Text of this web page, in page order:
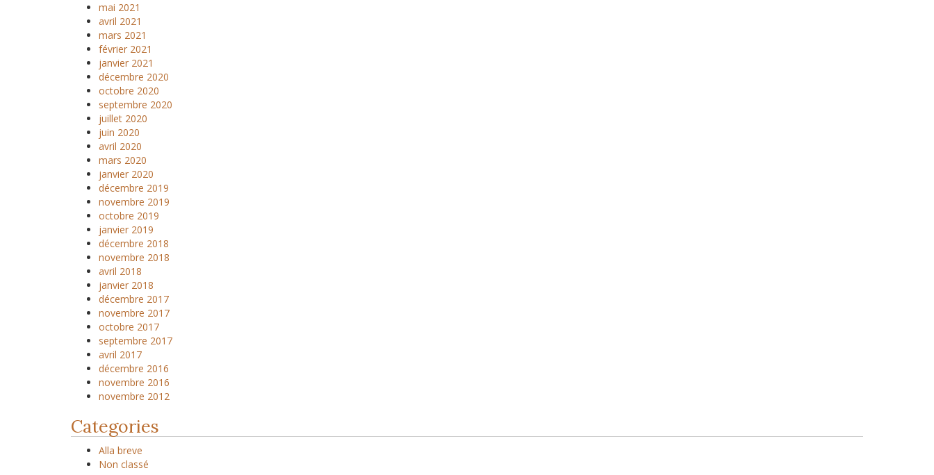
mai 2021
avril 2021
mars 2021
février 2021
janvier 2021
décembre 2020
octobre 2020
septembre 2020
juillet 2020
juin 2020
avril 2020
mars 2020
janvier 2020
décembre 2019
novembre 2019
octobre 2019
janvier 2019
décembre 2018
novembre 2018
avril 2018
janvier 2018
décembre 2017
novembre 2017
octobre 2017
septembre 2017
avril 2017
décembre 2016
novembre 2016
novembre 2012
Categories
Alla breve
Non classé